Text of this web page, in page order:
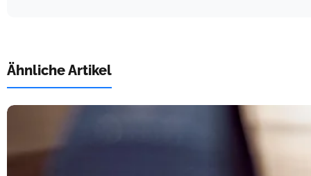
Ähnliche Artikel